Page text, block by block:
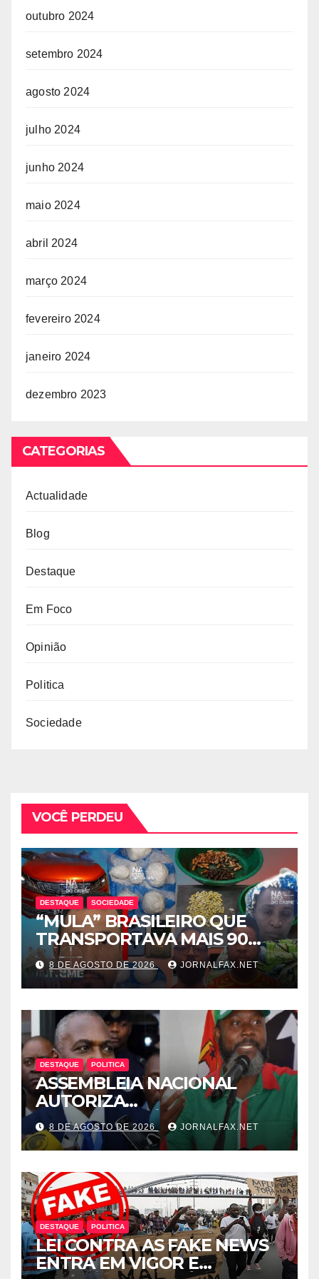
outubro 2024
setembro 2024
agosto 2024
julho 2024
junho 2024
maio 2024
abril 2024
março 2024
fevereiro 2024
janeiro 2024
dezembro 2023
CATEGORIAS
Actualidade
Blog
Destaque
Em Foco
Opinião
Politica
Sociedade
VOCÊ PERDEU
DESTAQUE SOCIEDADE
“MULA” BRASILEIRO QUE
TRANSPORTAVA MAIS 90
CÁPSULAS DE COCAÍNA
MORRE NO HOTEL EM
LUANDA
8 DE AGOSTO DE 2026 JORNALFAX.NET
DESTAQUE POLITICA
ASSEMBLEIA NACIONAL
AUTORIZA
INTERROGATÓRIO DE
ADRIANO SAPINALA NO
CASO “CAIXA TÉRMICA” E
CHIVUKUVUKU
8 DE AGOSTO DE 2026 JORNALFAX.NET
DESTAQUE POLITICA
LEI CONTRA AS FAKE NEWS
ENTRA EM VIGOR E